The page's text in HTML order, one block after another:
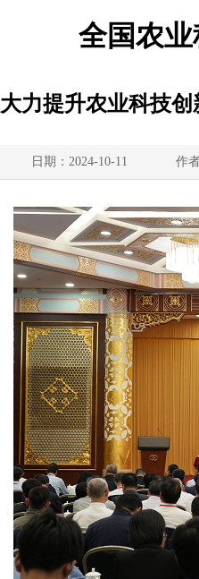
全国农
大力提升农业科技
日期：2024-10-11 作